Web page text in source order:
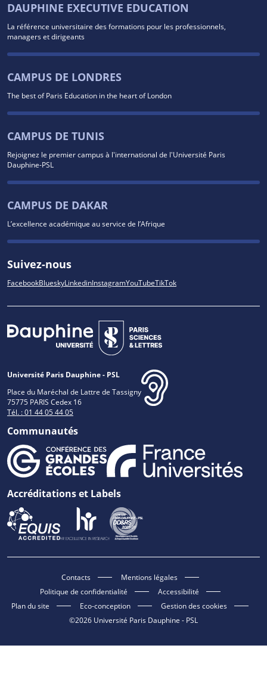
DAUPHINE EXECUTIVE EDUCATION
La référence universitaire des formations pour les professionnels,
managers et dirigeants
CAMPUS DE LONDRES
The best of Paris Education in the heart of London
CAMPUS DE TUNIS
Rejoignez le premier campus à l'international de l'Université Paris
Dauphine-PSL
CAMPUS DE DAKAR
L’excellence académique au service de l’Afrique
Suivez-nous
FacebookBlueskyLinkedinInstagramYouTubeTikTok
Université Paris Dauphine - PSL
Place du Maréchal de Lattre de Tassigny
75775 PARIS Cedex 16
Tél. : 01 44 05 44 05
Communautés
Accréditations et Labels
Contacts
Mentions légales
Politique de confidentialité
Accessibilité
Plan du site
Eco-conception
Gestion des cookies
©2026 Université Paris Dauphine - PSL